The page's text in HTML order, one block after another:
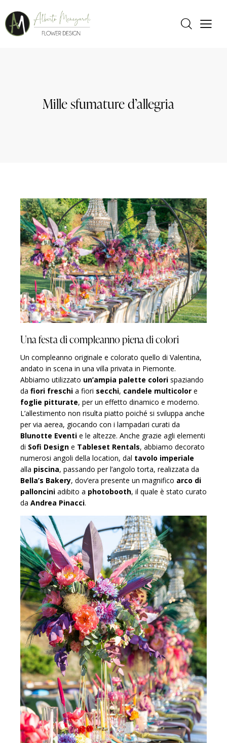
Mille sfumature d’allegria
Una festa di compleanno piena di colori
Un compleanno originale e colorato quello di Valentina,
andato in scena in una villa privata in Piemonte.
Abbiamo utilizzato un’ampia palette colori spaziando
da fiori freschi a fiori secchi, candele multicolor e
foglie pitturate, per un effetto dinamico e moderno.
L’allestimento non risulta piatto poiché si sviluppa anche
per via aerea, giocando con i lampadari curati da
Blunotte Eventi e le altezze. Anche grazie agli elementi
di Sofi Design e Tableset Rentals, abbiamo decorato
numerosi angoli della location, dal tavolo imperiale
alla piscina, passando per l’angolo torta, realizzata da
Bella’s Bakery, dov’era presente un magnifico arco di
palloncini adibito a photobooth, il quale è stato curato
da Andrea Pinacci.